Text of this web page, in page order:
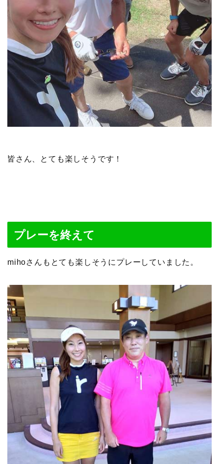
皆さん、とても楽しそうです！
プレーを終えて
mihoさんもとても楽しそうにプレーしていました。